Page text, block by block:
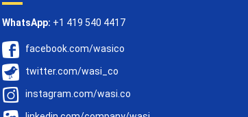
WhatsApp: +1 419 540 4417
facebook.com/wasico
twitter.com/wasi_co
instagram.com/wasi.co